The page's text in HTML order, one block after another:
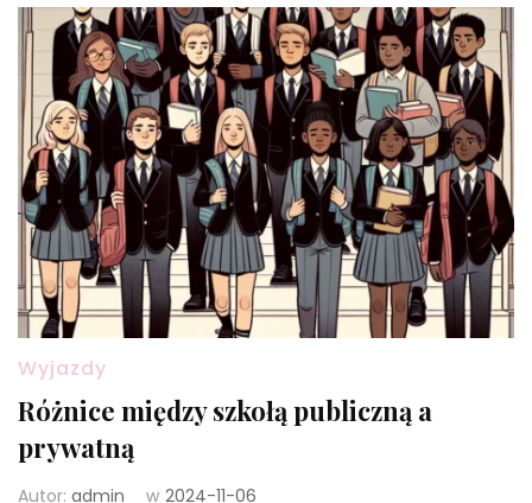
Wyjazdy
Różnice między szkołą publiczną a
prywatną
Autor: admin w 2024-11-06